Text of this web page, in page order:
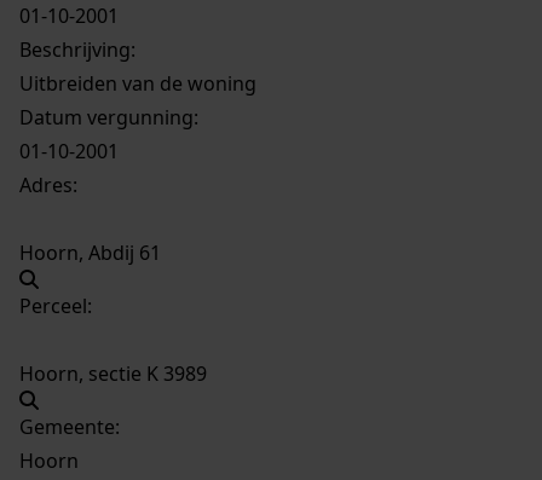
01-10-2001
Beschrijving:
Uitbreiden van de woning
Datum vergunning:
01-10-2001
Adres:
Hoorn, Abdij 61
Perceel:
Hoorn, sectie K 3989
Gemeente:
Hoorn